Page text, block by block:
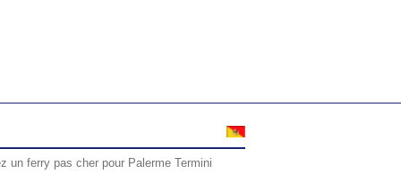
un ferry pas cher pour Palerme Termini